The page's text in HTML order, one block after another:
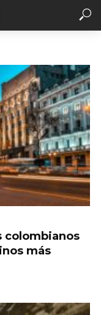
colombianos
más